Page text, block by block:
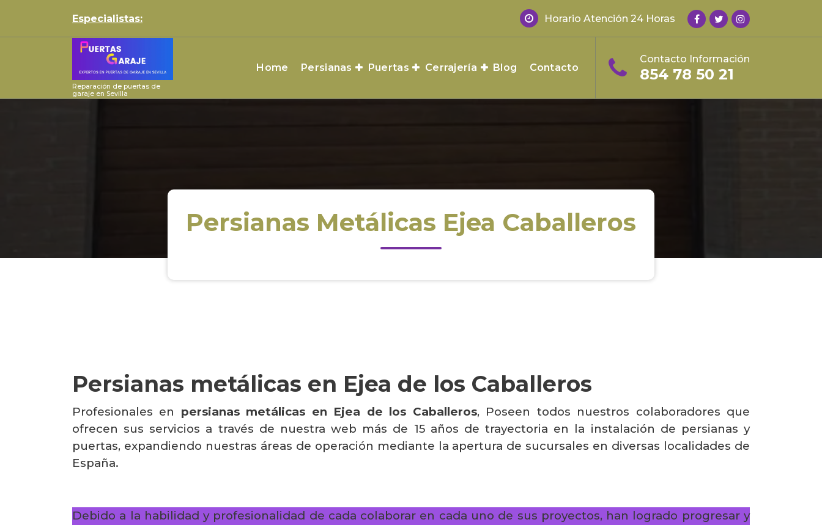
content
Especialistas: Horario Atención 24 Horas
Reparación de puertas de
garaje en Sevilla
Home Persianas Puertas Cerrajería Blog Contacto
Contacto Información
854 78 50 21
Persianas Metálicas Ejea Caballeros
Persianas metálicas en Ejea de los Caballeros
Profesionales en persianas metálicas en Ejea de los Caballeros, Poseen todos nuestros colaboradores que
ofrecen sus servicios a través de nuestra web más de 15 años de trayectoria en la instalación de persianas y
puertas, expandiendo nuestras áreas de operación mediante la apertura de sucursales en diversas localidades de
España.
Debido a la habilidad y profesionalidad de cada colaborar en cada uno de sus proyectos, han logrado progresar y